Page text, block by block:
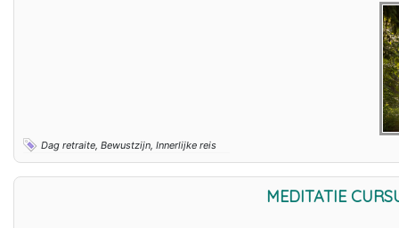
Dag retraite, Bewustzijn, Innerlijke reis
MEDITATIE